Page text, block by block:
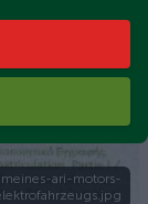
ari-motors-